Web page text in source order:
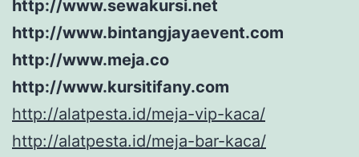
http://www.sewakursi.net
http://www.bintangjayaevent.com
http://www.meja.co
http://www.kursitifany.com
http://alatpesta.id/meja-vip-kaca/
http://alatpesta.id/meja-bar-kaca/